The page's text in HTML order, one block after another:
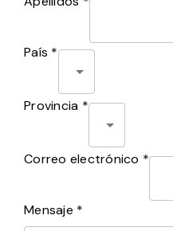
País *
Provincia *
Correo electrónico *
Mensaje *